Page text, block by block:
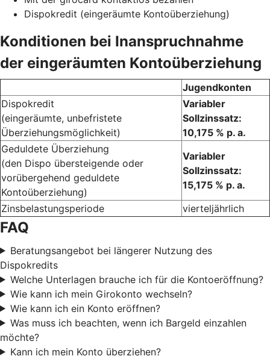
Dispokredit (eingeräumte Kontoüberziehung)
Konditionen bei Inanspruchnahme
der eingeräumten Kontoüberziehung
Jugendkonten
Dispokredit
(eingeräumte, unbefristete
Überziehungsmöglichkeit)
Variabler
Sollzinssatz:
10,175 % p. a.
Geduldete Überziehung
(den Dispo übersteigende oder
vorübergehend geduldete
Kontoüberziehung)
Variabler
Sollzinssatz:
15,175 % p. a.
Zinsbelastungsperiode
vierteljährlich
FAQ
Beratungsangebot bei längerer Nutzung des
Dispokredits
Welche Unterlagen brauche ich für die Kontoeröffnung?
Wie kann ich mein Girokonto wechseln?
Wie kann ich ein Konto eröffnen?
Was muss ich beachten, wenn ich Bargeld einzahlen
möchte?
Kann ich mein Konto überziehen?